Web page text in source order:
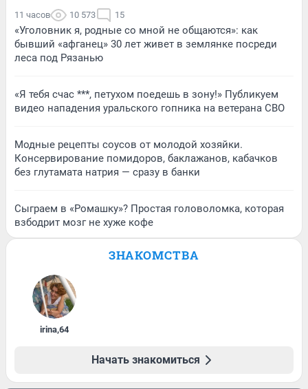
11 часов 10 573 15
«Уголовник я, родные со мной не общаются»: как
бывший «афганец» 30 лет живет в землянке посреди
леса под Рязанью
«Я тебя счас ***, петухом поедешь в зону!» Публикуем
видео нападения уральского гопника на ветерана СВО
Модные рецепты соусов от молодой хозяйки.
Консервирование помидоров, баклажанов, кабачков
без глутамата натрия — сразу в банки
Сыграем в «Ромашку»? Простая головоломка, которая
взбодрит мозг не хуже кофе
ЗНАКОМСТВА
irina,64
Начать знакомиться